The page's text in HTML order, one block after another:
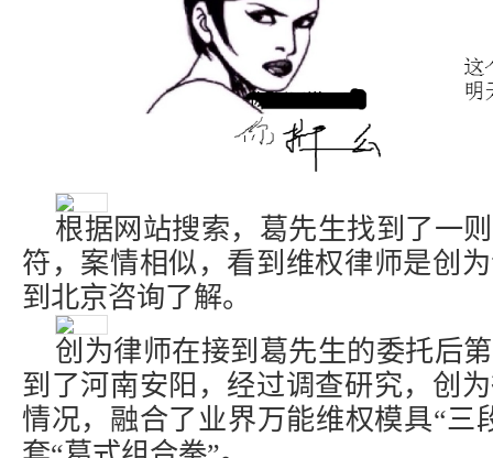
根据网站搜索，葛先生找到了一
符，案情相似，看到维权律师是创
到北京咨询了解。
创为律师在接到葛先生的委托后
到了河南安阳，经过调查研究，创
情况，融合了业界万能维权模具“三